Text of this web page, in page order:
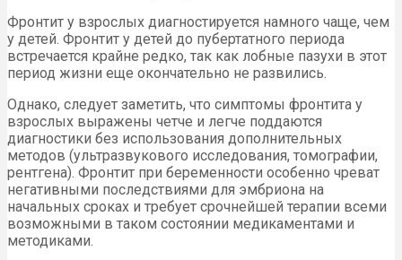
Фронтит у взрослых диагностируется намного чаще, чем
у детей. Фронтит у детей до пубертатного периода
встречается крайне редко, так как лобные пазухи в этот
период жизни еще окончательно не развились.
Однако, следует заметить, что симптомы фронтита у
взрослых выражены четче и легче поддаются
диагностики без использования дополнительных
методов (ультразвукового исследования, томографии,
рентгена). Фронтит при беременности особенно чреват
негативными последствиями для эмбриона на
начальных сроках и требует срочнейшей терапии всеми
возможными в таком состоянии медикаментами и
методиками.